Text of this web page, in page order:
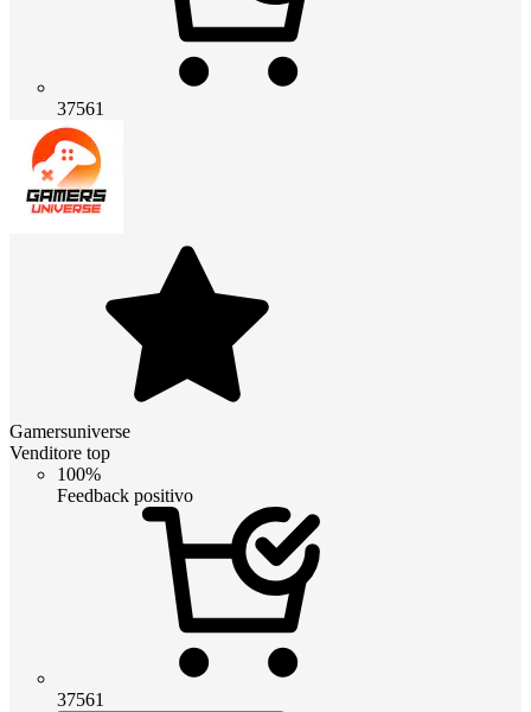
37561
Gamersuniverse
Venditore top
100%
Feedback positivo
37561